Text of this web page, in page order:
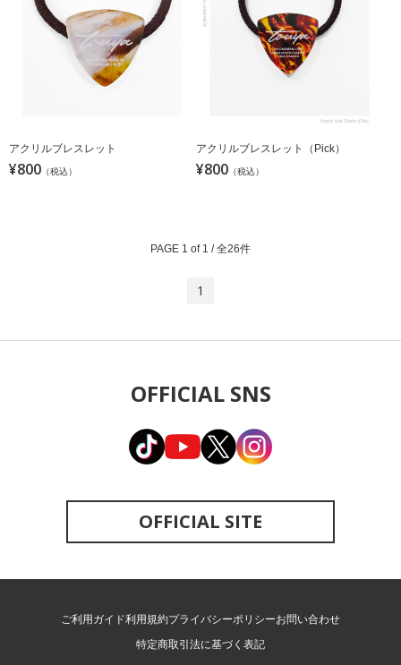
アクリルブレスレット
¥800 （税込）
アクリルブレスレット（Pick）
¥800 （税込）
PAGE 1 of 1 / 全26件
1
OFFICIAL SNS
OFFICIAL SITE
ご利用ガイド利用規約プライバシーポリシーお問い合わせ
特定商取引法に基づく表記